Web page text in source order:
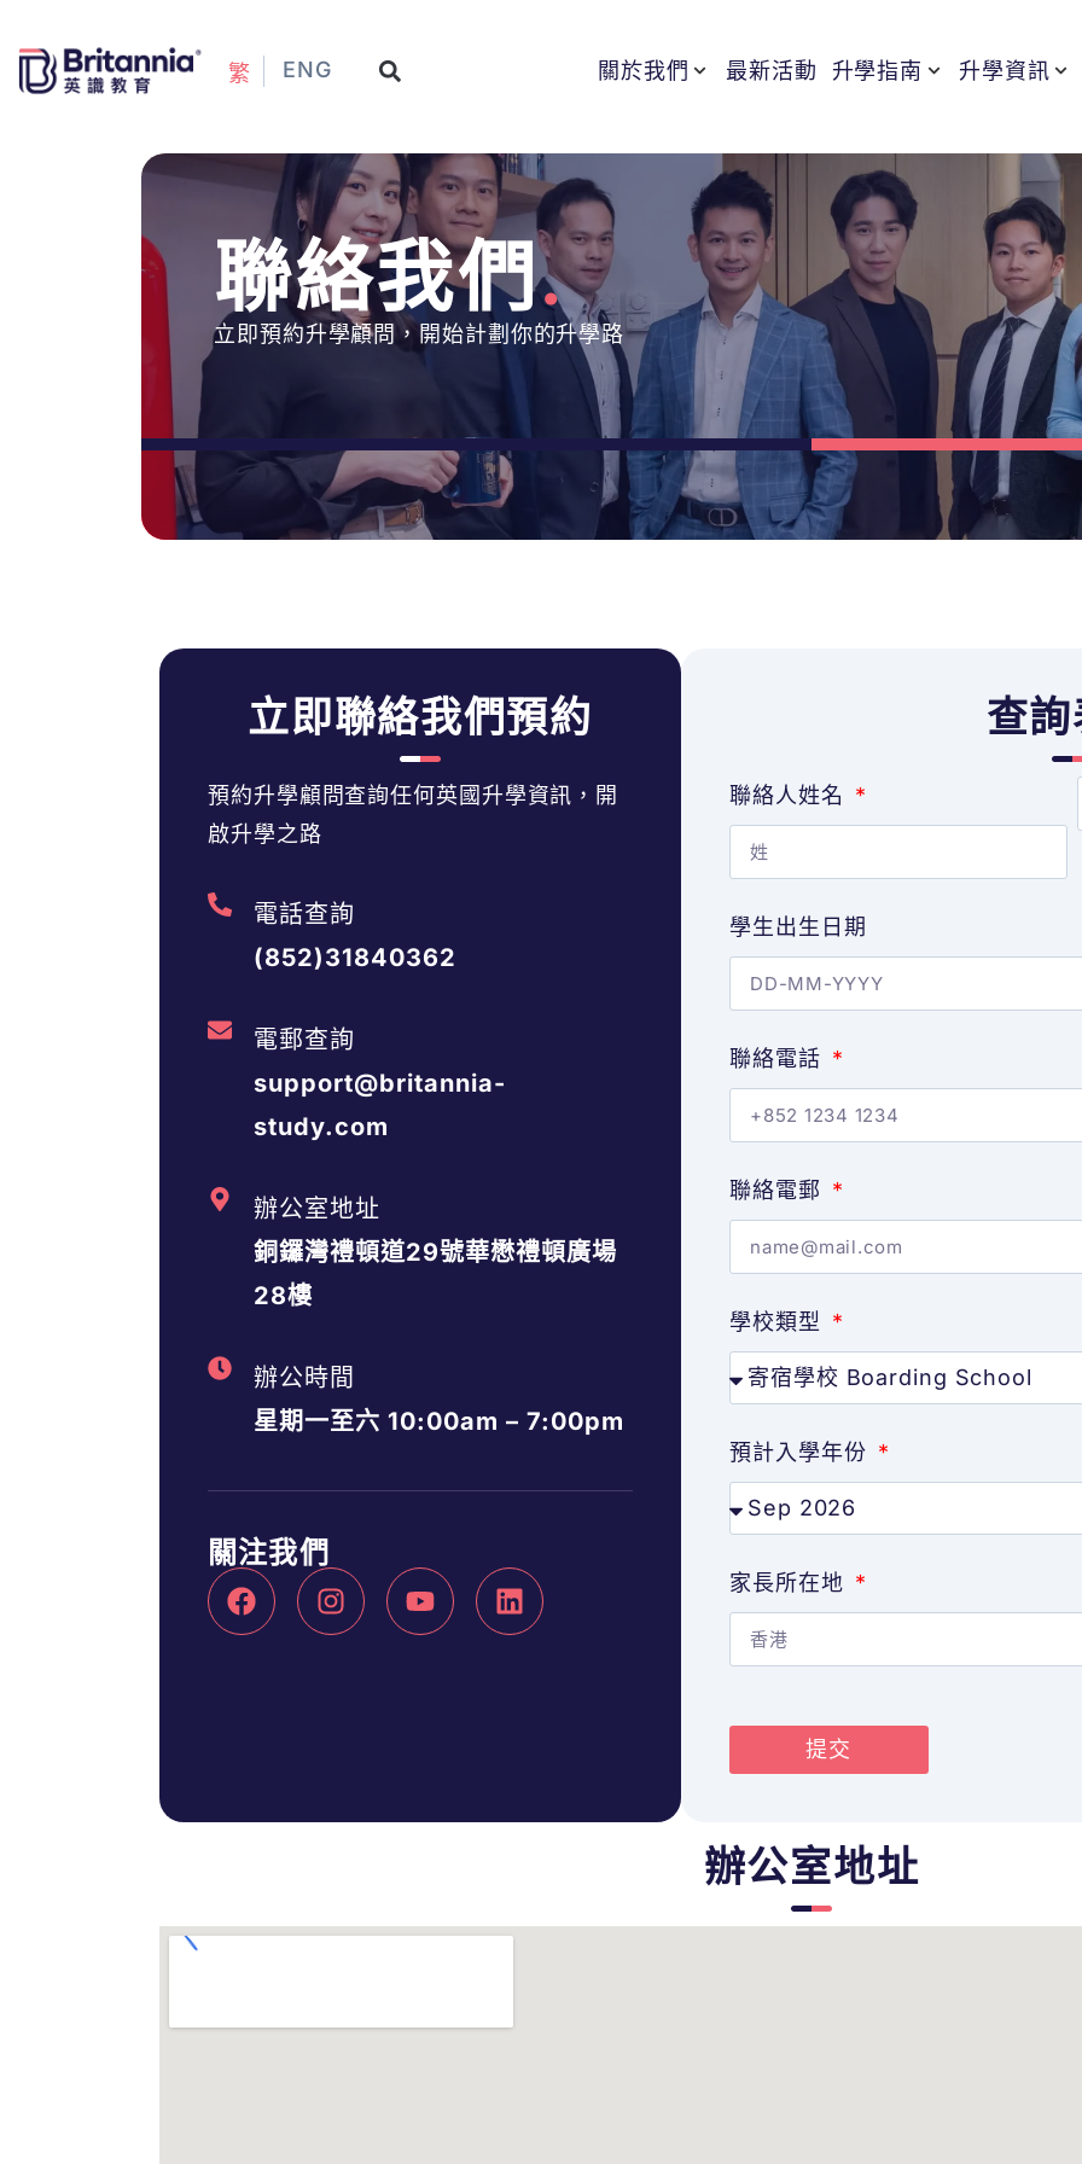
繁 ENG 關於我們 最新活動 升學指南 升學資訊
聯絡我們.
立即預約升學顧問，開始計劃你的升學路
立即聯絡我們預約
預約升學顧問查詢任何英國升學資訊，開
啟升學之路
電話查詢
(852)31840362
電郵查詢
support@britannia-
study.com
辦公室地址
銅鑼灣禮頓道29號華懋禮頓廣場
28樓
辦公時間
星期一至六 10:00am – 7:00pm
關注我們
查
聯絡人姓名
學生出生日期
聯絡電話
聯絡電郵
學校類型
預計入學年份
家長所在地
提交
辦公室地址